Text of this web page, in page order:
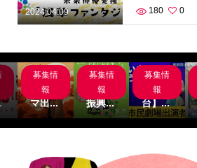
2024.04.09 180 0
募集情
報
サブス
クシネ
マ出...
募集情
報
名古屋
市文化
振興...
募集情
報
【関
西/舞
台】...